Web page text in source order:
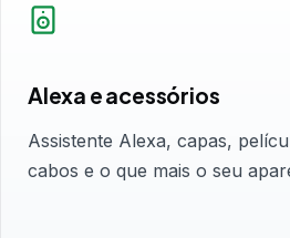
Alexa e acessórios
Assistente Alexa, capas,
cabos e o que mais o seu